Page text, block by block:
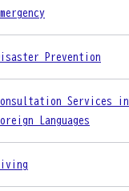
Prevention
Services in
Languages
Living